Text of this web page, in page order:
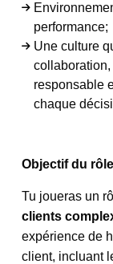
performance;
Une culture
responsable
chaque
Objectif du
Tu joueras un
clients
expérience de
client, incluant